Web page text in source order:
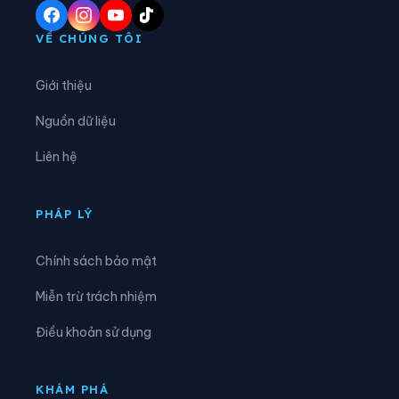
Xã Si Pa Phìn
Xã Tuần Giáo
VỀ CHÚNG TÔI
Giới thiệu
Nguồn dữ liệu
Liên hệ
PHÁP LÝ
Chính sách bảo mật
Miễn trừ trách nhiệm
Điều khoản sử dụng
KHÁM PHÁ